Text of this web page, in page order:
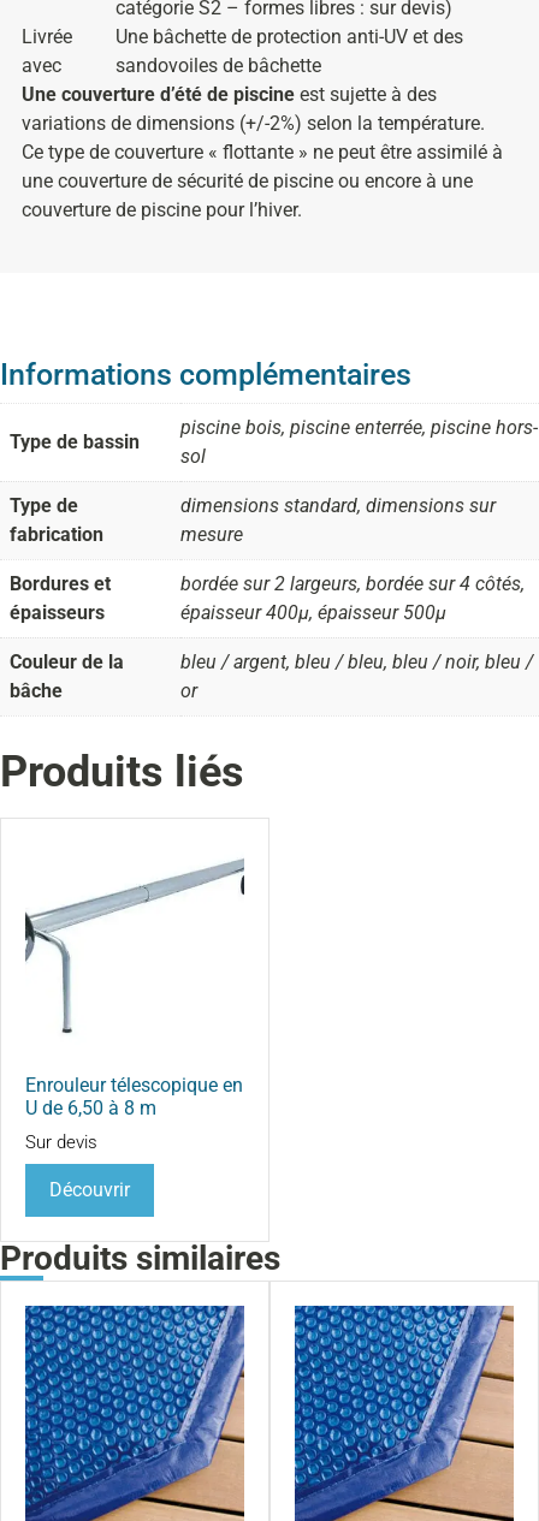
catégorie S2 – formes libres : sur devis)
Livrée
avec
Une bâchette de protection anti-UV et des
sandovoiles de bâchette
Une couverture d’été de piscine est sujette à des
variations de dimensions (+/-2%) selon la température.
Ce type de couverture « flottante » ne peut être assimilé à
une couverture de sécurité de piscine ou encore à une
couverture de piscine pour l’hiver.
Informations complémentaires
Type de bassin
piscine bois, piscine enterrée, piscine hors-
sol
Type de
fabrication
dimensions standard, dimensions sur
mesure
Bordures et
épaisseurs
bordée sur 2 largeurs, bordée sur 4 côtés,
épaisseur 400µ, épaisseur 500µ
Couleur de la
bâche
bleu / argent, bleu / bleu, bleu / noir, bleu /
or
Produits liés
Enrouleur télescopique en
U de 6,50 à 8 m
Sur devis
Découvrir
Produits similaires